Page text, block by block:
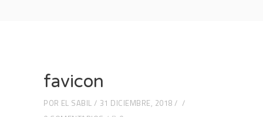
favicon
POR EL SABIL
31 DICIEMBRE, 2018